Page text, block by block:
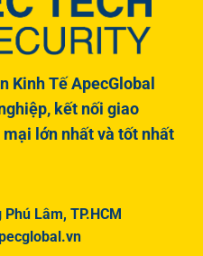
Kinh Tế ApecGlobal
kết nối giao
lớn nhất và tốt nhất
Lâm, TP.HCM